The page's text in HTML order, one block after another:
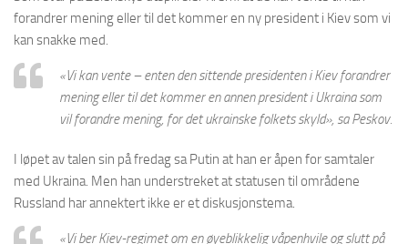
forandrer mening eller til det kommer en ny president i Kiev som vi
kan snakke med.
«Vi kan vente – enten den sittende presidenten i Kiev forandrer
mening eller til det kommer en annen president i Ukraina som
vil forandre mening, for det ukrainske folkets skyld», sa Peskov.
I løpet av talen sin på fredag sa Putin at han er åpen for samtaler
med Ukraina. Men han understreket at statusen til områdene
Russland har annektert ikke er et diskusjonstema.
«Vi ber Kiev-regimet om en øyeblikkelig våpenhvile og slutt på